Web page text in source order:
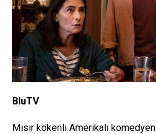
BluTV
Mısır kökenli Amerikalı komedyen